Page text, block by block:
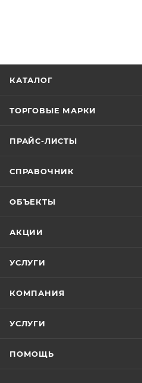
КАТАЛОГ
ТОРГОВЫЕ МАРКИ
ПРАЙС-ЛИСТЫ
СПРАВОЧНИК
ОБЪЕКТЫ
АКЦИИ
УСЛУГИ
КОМПАНИЯ
УСЛУГИ
ПОМОЩЬ